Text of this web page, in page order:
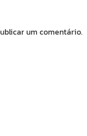
um comentário.